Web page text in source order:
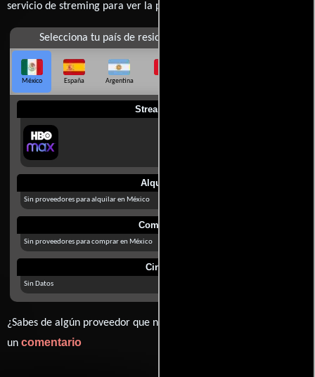
servicio de streming para ver la películas.
Selecciona tu país de residencia
México España Argentina
Streaming
Alquilar
Sin proveedores para alquilar en México
Comprar
Sin proveedores para comprar en México
Cines
Sin Datos
¿Sabes de algún proveedor que no estamos mostrando? déjanos
un comentario